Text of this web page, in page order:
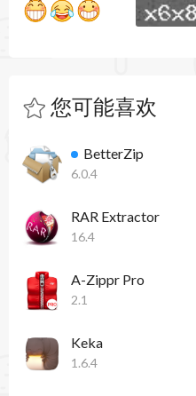
您可能喜欢
BetterZip
6.0.4
RAR Extractor
16.4
A-Zippr Pro
2.1
Keka
1.6.4